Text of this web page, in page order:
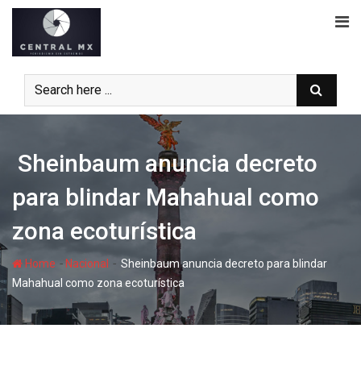
Skip
content
Sheinbaum anuncia decreto
para blindar Mahahual como
zona ecoturística
Home - Nacional - Sheinbaum anuncia decreto para blindar
Mahahual como zona ecoturística